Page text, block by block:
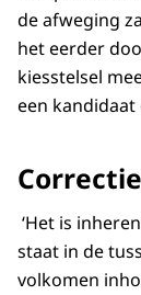
de afweging
het eerder
kiesstelsel
een
‘Het is
staat in de
volkomen